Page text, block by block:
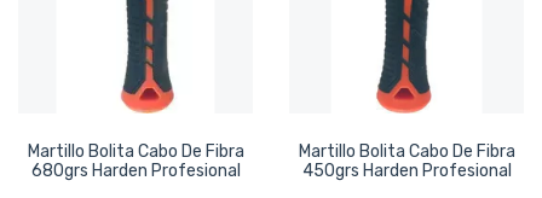
Martillo Bolita Cabo De Fibra
680grs Harden Profesional
Martillo Bolita Cabo De Fibra
450grs Harden Profesional